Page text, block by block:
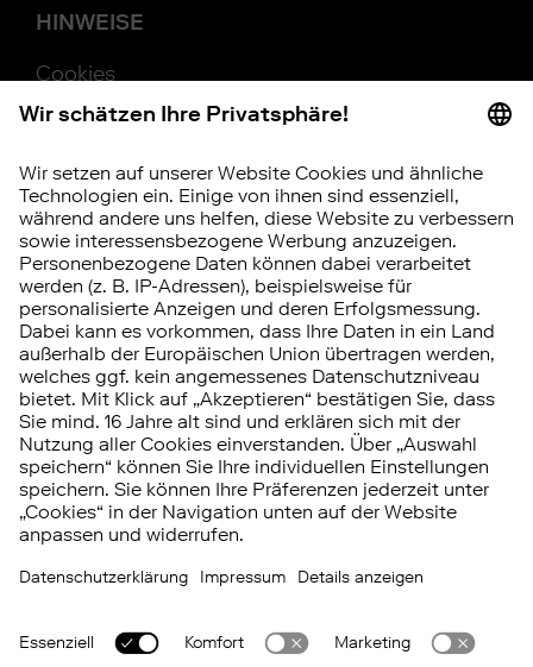
HINWEISE
Cookies
Beschwerde
Hinweisgebersystem
Vertrag widerrufen
RISIKOHINWEIS
Investitionen in Wertpapiere, Tages- und
Festgeld unterliegen bestimmten Risiken.
Diese können kumuliert oder einzeln auftreten.
DieChancen und Risikenim Überblick.
© 2026 FNZ Bank
Impressum
Recht